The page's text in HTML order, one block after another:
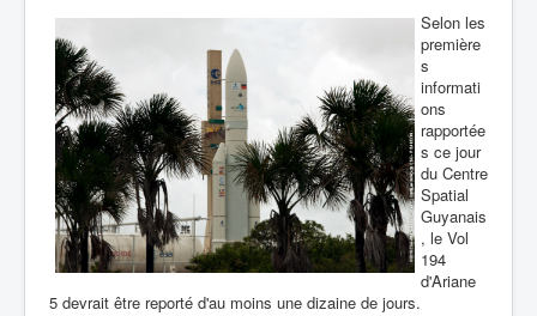
Drones
Selon les
première
s
informati
ons
rapportée
s ce jour
du Centre
Spatial
Guyanais
, le Vol
194
d'Ariane
5 devrait être reporté d'au moins une dizaine de jours.